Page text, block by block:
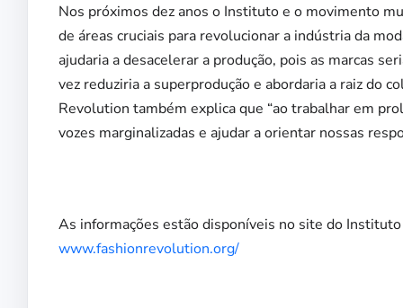
Nos próximos dez anos o Instituto e o movimento
de áreas cruciais para revolucionar a indústria da
ajudaria a desacelerar a produção, pois as marcas
vez reduziria a superprodução e abordaria a raiz do
Revolution também explica que “ao trabalhar em
vozes marginalizadas e ajudar a orientar nossas
As informações estão disponíveis no site do
www.fashionrevolution.org/